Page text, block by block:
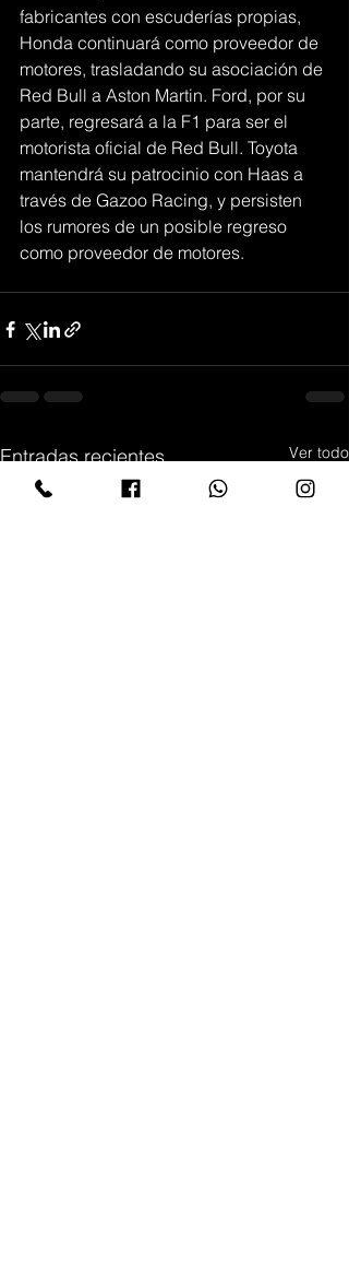
fabricantes con escuderías propias,
Honda continuará como proveedor de
motores, trasladando su asociación de
Red Bull a Aston Martin. Ford, por su
parte, regresará a la F1 para ser el
motorista oficial de Red Bull. Toyota
mantendrá su patrocinio con Haas a
través de Gazoo Racing, y persisten
los rumores de un posible regreso
como proveedor de motores.
Entradas recientes Ver todo